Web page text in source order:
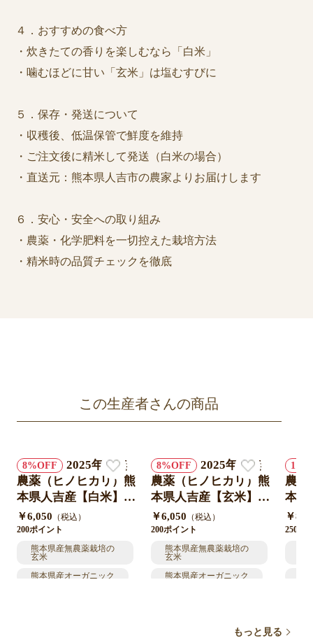
４．おすすめの食べ方
・炊きたての香りを楽しむなら「白米」
・噛むほどに甘い「玄米」は塩むすびに
５．保存・発送について
・収穫後、低温保管で鮮度を維持
・ご注文後に精米して発送（白米の場合）
・直送元：熊本県人吉市の農家よりお届けします
６．安心・安全への取り組み
・農薬・化学肥料を一切控えた栽培方法
・精米時の品質チェックを徹底
もっと見る
この生産者さんの商品
8
2025年米無
農薬（ヒノヒカリ）熊
本県人吉産【白米】
5kg
￥6,050 （税込）
200ポイント
熊本県産無農薬栽培の
玄米
熊本県産オーガニック
8
2025年米無
農薬（ヒノヒカリ）熊
本県人吉産【玄米】
5kg
￥6,050 （税込）
200ポイント
熊本県産無農薬栽培の
玄米
熊本県産オーガニック
熊本県産無農薬栽培米
11
農薬
本
10kg
￥
250ポ